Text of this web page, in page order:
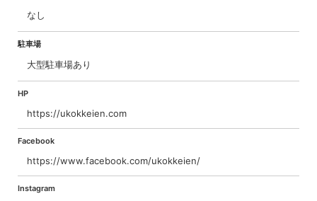
なし
駐車場
大型駐車場あり
HP
https://ukokkeien.com
Facebook
https://www.facebook.com/ukokkeien/
Instagram